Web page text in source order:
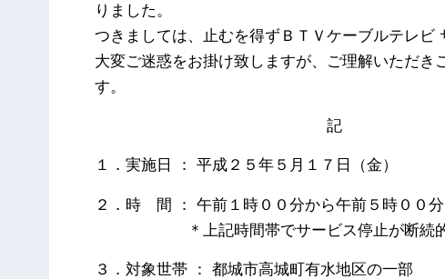
りました。
つきましては、止むを得ずＢＴＶケーブルテレビ
大変ご迷惑をお掛け致しますが、ご理解いただき
す。
記
１．実施日 ： 平成２５年５月１７日（金）
２．時 間 ： 午前１時００分から午前５時００
＊上記時間帯でサービス停止が断続的
３．対象世帯 ： 都城市高城町有水地区の一部